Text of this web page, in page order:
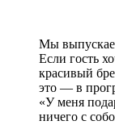
Мы
Если гость
красивый
это — в
«У меня
ничего с